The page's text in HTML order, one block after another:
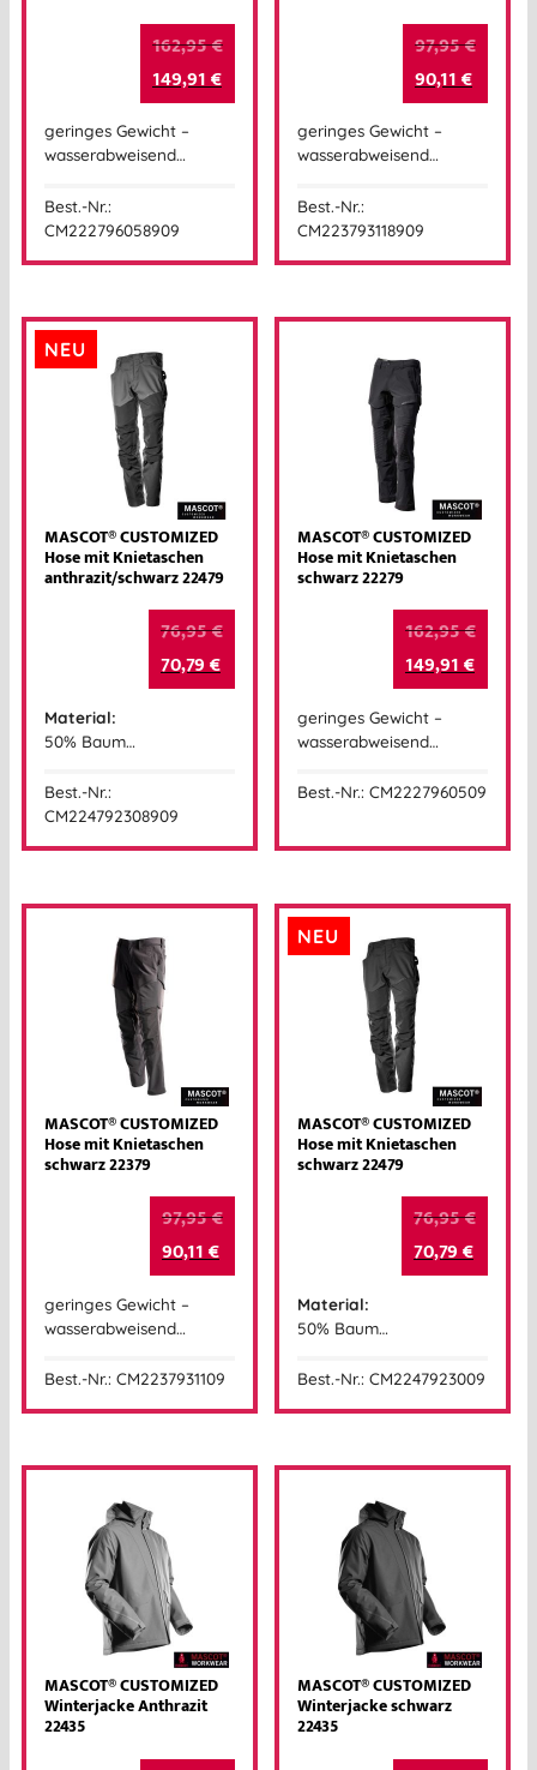
162,95€
149,91€
geringes Gewicht –
wasserabweisend…
Best.-Nr.:
CM222796058909
97,95€
90,11€
geringes Gewicht –
wasserabweisend…
Best.-Nr.:
CM223793118909
NEU
MASCOT® CUSTOMIZED
Hose mit Knietaschen
anthrazit/schwarz 22479
76,95€
70,79€
Material:
50% Baum…
Best.-Nr.:
CM224792308909
MASCOT® CUSTOMIZED
Hose mit Knietaschen
schwarz 22279
162,95€
149,91€
geringes Gewicht –
wasserabweisend…
Best.-Nr.: CM2227960509
MASCOT® CUSTOMIZED
Hose mit Knietaschen
schwarz 22379
97,95€
90,11€
geringes Gewicht –
wasserabweisend…
Best.-Nr.: CM2237931109
NEU
MASCOT® CUSTOMIZED
Hose mit Knietaschen
schwarz 22479
76,95€
70,79€
Material:
50% Baum…
Best.-Nr.: CM2247923009
MASCOT® CUSTOMIZED
Winterjacke Anthrazit
22435
MASCOT® CUSTOMIZED
Winterjacke schwarz
22435